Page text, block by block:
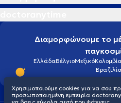
Διαμορφώνουμε το
ΕλλάδαΒέλγιοΜεξικόΚολομβία
Βραζιλία
Χρησιμοποιούμε cookies για να σου
προσωποποιημένη εμπειρία